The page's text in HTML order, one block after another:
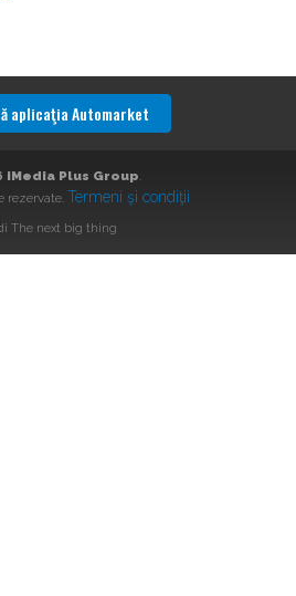
aplicaţia Automarket
iMedia Plus Group.
rezervate. Termeni şi condiţii
The next big thing